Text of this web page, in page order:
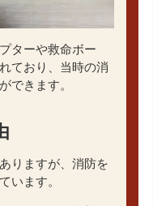
ターや救命ボー
ており、当時の消
できます。
りますが、消防を
います。